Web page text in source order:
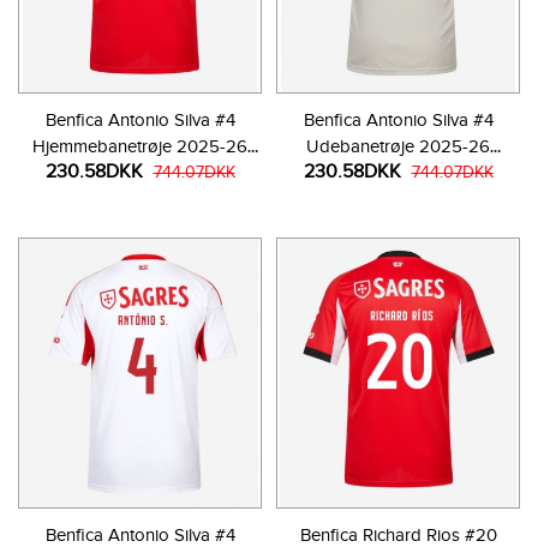
Benfica Antonio Silva #4
Hjemmebanetrøje 2025-26
Kortærmet
230.58DKK 744.07DKK
Benfica Antonio Silva #4
Udebanetrøje 2025-26
Kortærmet
230.58DKK 744.07DKK
Benfica Antonio Silva #4 Benfica Richard Rios #20